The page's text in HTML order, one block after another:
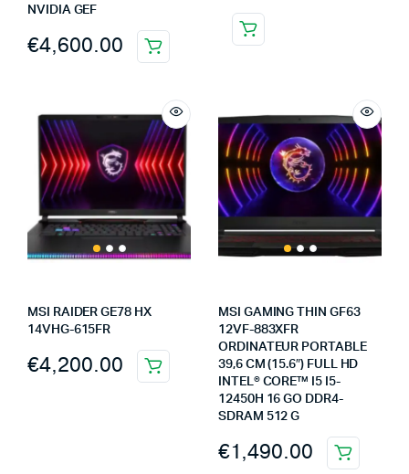
NVIDIA GEF
€4,600.00
MSI RAIDER GE78 HX
14VHG-615FR
€4,200.00
MSI GAMING THIN GF63
12VF-883XFR
ORDINATEUR PORTABLE
39,6 CM (15.6″) FULL HD
INTEL® CORE™ I5 I5-
12450H 16 GO DDR4-
SDRAM 512 G
€1,490.00